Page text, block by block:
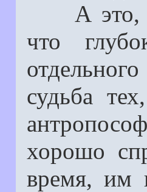
А это, в
что
судьба
хорошо
время, им